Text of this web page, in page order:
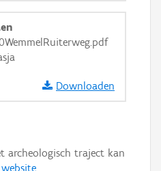
grijswaarden
Downloaden
archeologisch traject kan